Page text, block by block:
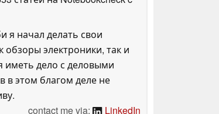
я начал делать свои
обзоры электроники, так и
иметь дело с деловыми
в этом благом деле не
contact me via:
LinkedIn